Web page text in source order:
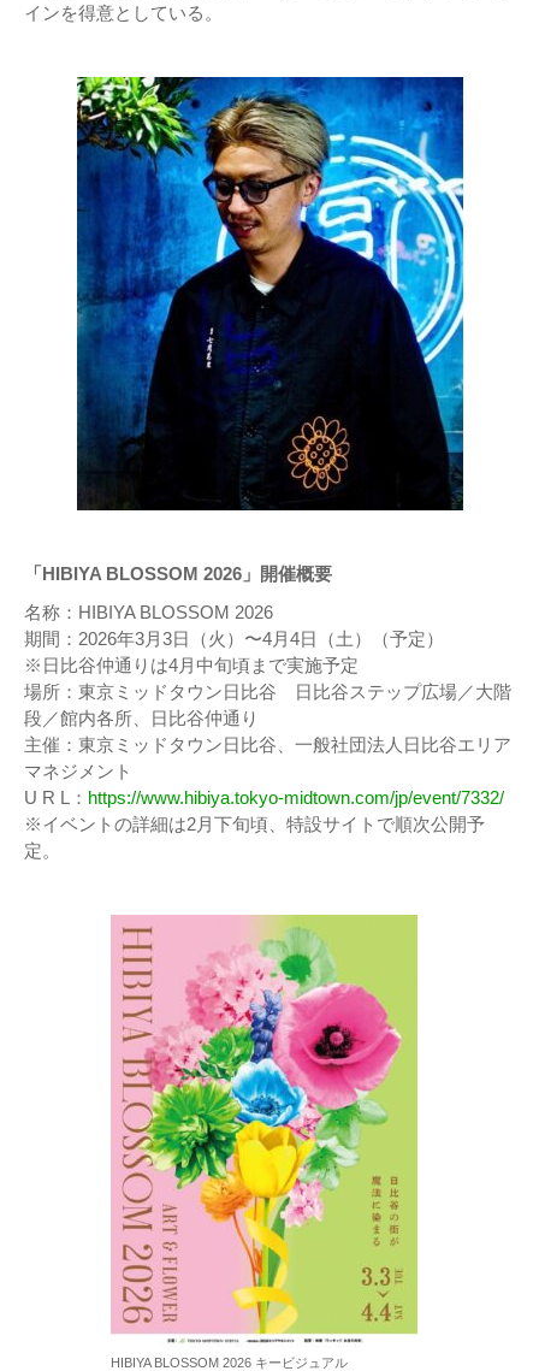
インを得意としている。
「HIBIYA BLOSSOM 2026」開催概要
名称：HIBIYA BLOSSOM 2026
期間：2026年3月3日（火）〜4月4日（土）（予定）
※日比谷仲通りは4月中旬頃まで実施予定
場所：東京ミッドタウン日比谷 日比谷ステップ広場／大階
段／館内各所、日比谷仲通り
主催：東京ミッドタウン日比谷、一般社団法人日比谷エリア
マネジメント
U R L： https://www.hibiya.tokyo-midtown.com/jp/event/7332/
※イベントの詳細は2月下旬頃、特設サイトで順次公開予
定。
HIBIYA BLOSSOM 2026 キービジュアル